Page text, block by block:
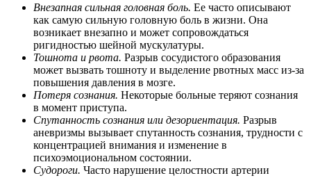
Внезапная сильная головная боль. Ее часто описывают
как самую сильную головную боль в жизни. Она
возникает внезапно и может сопровождаться
ригидностью шейной мускулатуры.
Тошнота и рвота. Разрыв сосудистого образования
может вызвать тошноту и выделение рвотных масс из-за
повышения давления в мозге.
Потеря сознания. Некоторые больные теряют сознания
в момент приступа.
Спутанность сознания или дезориентация. Разрыв
аневризмы вызывает спутанность сознания, трудности с
концентрацией внимания и изменение в
психоэмоциональном состоянии.
Судороги. Часто нарушение целостности артерии